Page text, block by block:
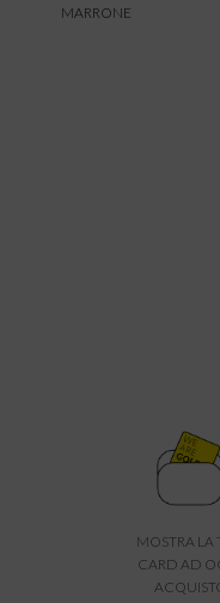
MARRONE
MOSTRA LA
CARD AD